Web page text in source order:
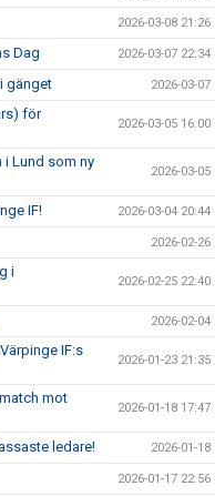
2026-03-08 21:26
Dag 2026-03-07 22:34
gänget 2026-03-07
för
2026-03-05 16:00
i Lund som ny
2026-03-05
IF! 2026-03-04 20:44
2026-02-26
i
2026-02-25 22:40
2026-02-04
IF:s
2026-01-23 21:35
mot
2026-01-18 17:47
ledare! 2026-01-18
2026-01-17 22:56